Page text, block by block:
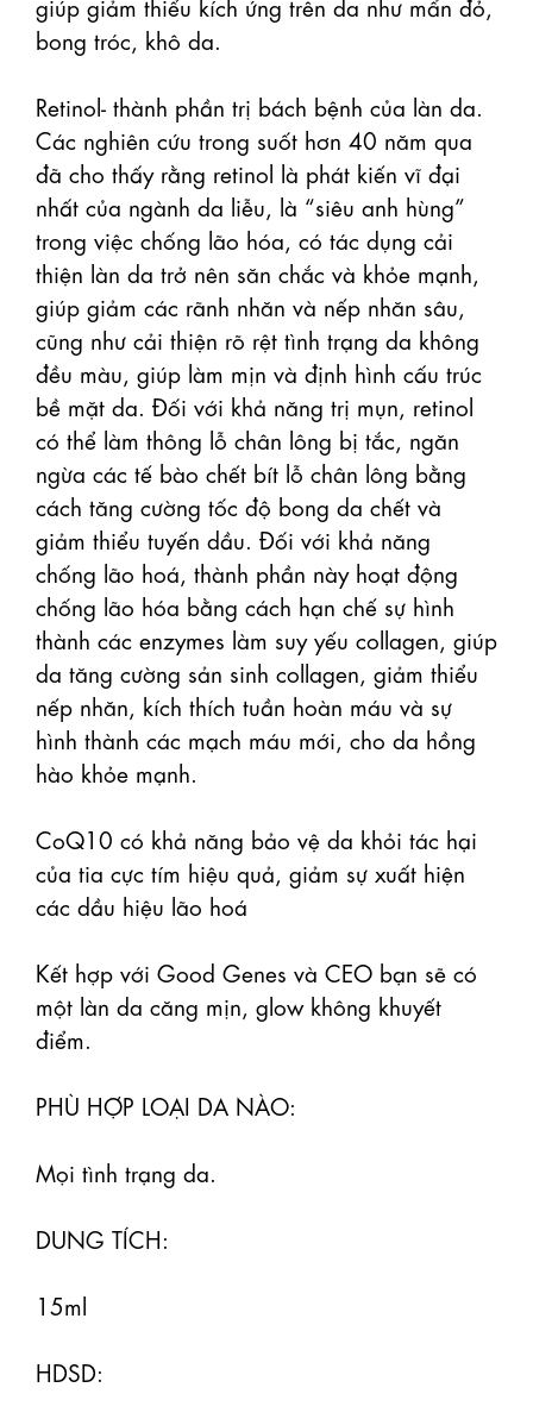
bong tróc, khô da.
Retinol- thành phần trị bách bệnh của làn da.
Các nghiên cứu trong suốt hơn 40 năm qua
đã cho thấy rằng retinol là phát kiến vĩ đại
nhất của ngành da liễu, là “siêu anh hùng”
trong việc chống lão hóa, có tác dụng cải
thiện làn da trở nên săn chắc và khỏe mạnh,
giúp giảm các rãnh nhăn và nếp nhăn sâu,
cũng như cải thiện rõ rệt tình trạng da không
đều màu, giúp làm mịn và định hình cấu trúc
bề mặt da. Đối với khả năng trị mụn, retinol
có thể làm thông lỗ chân lông bị tắc, ngăn
ngừa các tế bào chết bít lỗ chân lông bằng
cách tăng cường tốc độ bong da chết và
giảm thiểu tuyến dầu. Đối với khả năng
chống lão hoá, thành phần này hoạt động
chống lão hóa bằng cách hạn chế sự hình
thành các enzymes làm suy yếu collagen, giúp
da tăng cường sản sinh collagen, giảm thiểu
nếp nhăn, kích thích tuần hoàn máu và sự
hình thành các mạch máu mới, cho da hồng
hào khỏe mạnh.
CoQ10 có khả năng bảo vệ da khỏi tác hại
của tia cực tím hiệu quả, giảm sự xuất hiện
các dầu hiệu lão hoá
Kết hợp với Good Genes và CEO bạn sẽ có
một làn da căng mịn, glow không khuyết
điểm.
PHÙ HỢP LOẠI DA NÀO:
Mọi tình trạng da.
DUNG TÍCH:
15ml
HDSD: